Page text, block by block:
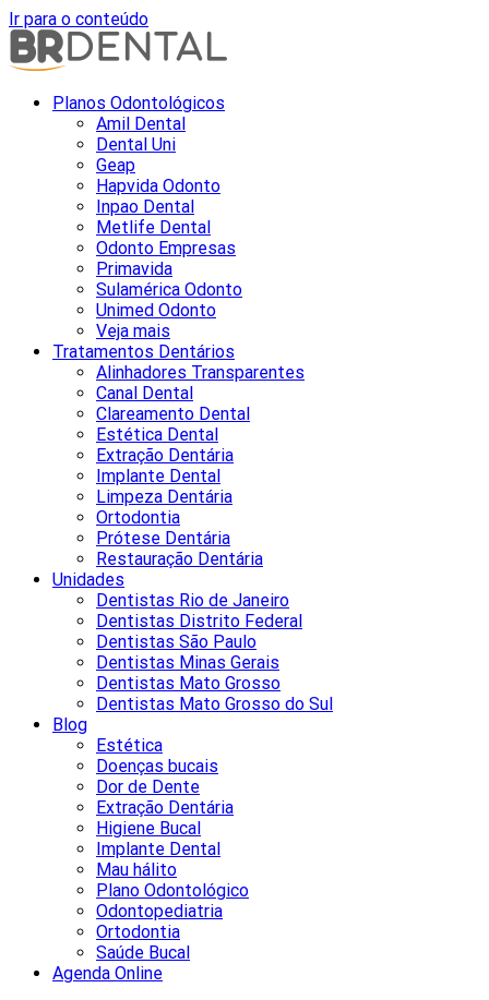
Ir para o conteúdo
Planos Odontológicos
Amil Dental
Dental Uni
Geap
Hapvida Odonto
Inpao Dental
Metlife Dental
Odonto Empresas
Primavida
Sulamérica Odonto
Unimed Odonto
Veja mais
Tratamentos Dentários
Alinhadores Transparentes
Canal Dental
Clareamento Dental
Estética Dental
Extração Dentária
Implante Dental
Limpeza Dentária
Ortodontia
Prótese Dentária
Restauração Dentária
Unidades
Dentistas Rio de Janeiro
Dentistas Distrito Federal
Dentistas São Paulo
Dentistas Minas Gerais
Dentistas Mato Grosso
Dentistas Mato Grosso do Sul
Blog
Estética
Doenças bucais
Dor de Dente
Extração Dentária
Higiene Bucal
Implante Dental
Mau hálito
Plano Odontológico
Odontopediatria
Ortodontia
Saúde Bucal
Agenda Online